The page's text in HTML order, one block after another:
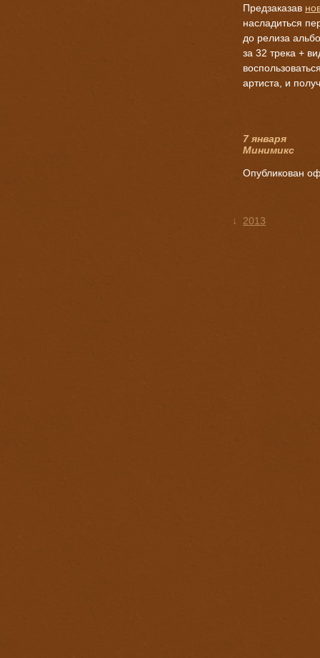
Предзаказав
насладиться
до релиза
за 32 трека +
артиста, и
7 января
Минимикс
Опубликован
↓ 2013